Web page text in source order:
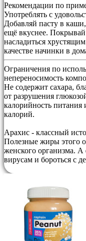
Рекомендации по
Употреблять с
Добавляй пасту в
ещё вкуснее.
насладиться
качестве начинки в
Ограничения по
непереносимость
Не содержит сахара,
от разрушения
калорийность питания
калорий.
Арахис - классный
Полезные жиры этого
женского организма. А
вирусам и бороться с